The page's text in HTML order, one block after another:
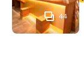
44